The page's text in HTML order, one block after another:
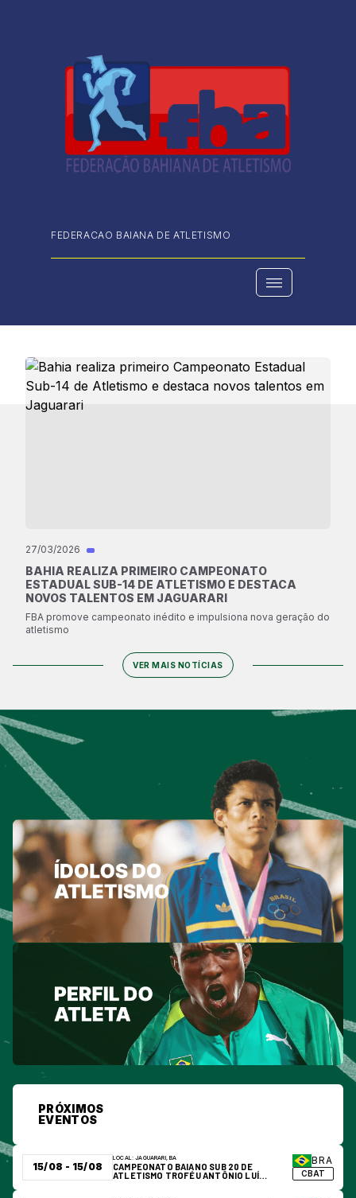
FEDERACAO BAIANA DE ATLETISMO
27/03/2026
BAHIA REALIZA PRIMEIRO CAMPEONATO
ESTADUAL SUB-14 DE ATLETISMO E DESTACA
NOVOS TALENTOS EM JAGUARARI
FBA promove campeonato inédito e impulsiona nova geração do
atletismo
VER MAIS NOTÍCIAS
PRÓXIMOS
EVENTOS
15/08 - 15/08
LOCAL:JAGUARARI, BA
CAMPEONATO BAIANO SUB 20 DE
ATLETISMO TROFÉU ANTÔNIO LUÍS
BRA
CBAT